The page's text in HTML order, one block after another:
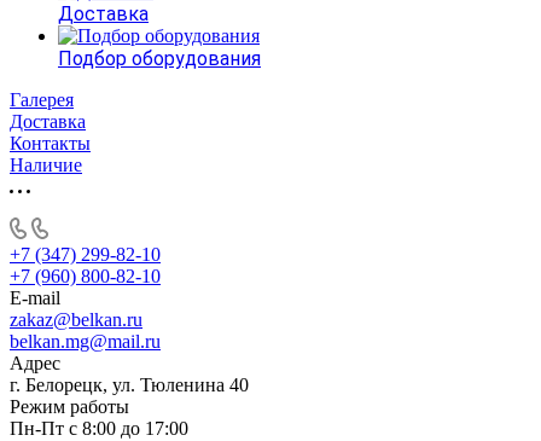
Доставка
Подбор оборудования
Галерея
Доставка
Контакты
Наличие
+7 (347) 299-82-10
+7 (960) 800-82-10
E-mail
zakaz@belkan.ru
belkan.mg@mail.ru
Адрес
г. Белорецк, ул. Тюленина 40
Режим работы
Пн-Пт с 8:00 до 17:00